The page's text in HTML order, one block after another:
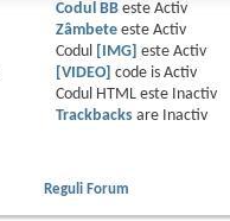
Codul BBeste Activ
Zâmbeteeste Activ
Codul
[IMG] este Activ
[VIDEO]
code is Activ
Codul HTML este
Inactiv
Trackbacksare
Inactiv
Reguli Forum